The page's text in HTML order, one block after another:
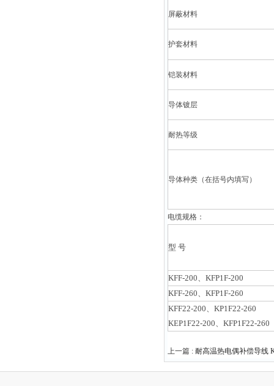
屏蔽材料
护套材料
铠装材料
导体镀层
耐热等级
导体种类（在括号内填写）
电缆规格：
型 号
KFF-200、KFP1F-200
KFF-260、KFP1F-260
KFF22-200、KP1F22-260
KEP1F22-200、KFP1F22-260
上一篇 : 耐高温热电偶补偿导线